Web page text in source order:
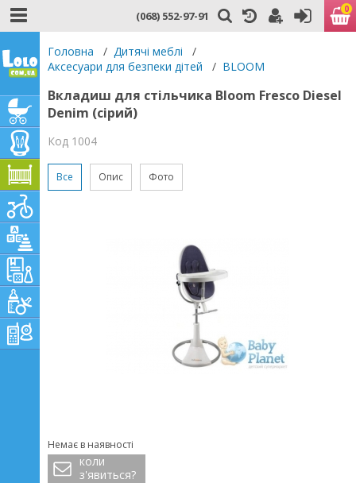
(068) 552-97-91 0
Головна / Дитячі меблі
/
Аксесуари для безпеки дітей
/ BLOOM
Вкладиш для стільчика Bloom Fresco Diesel
Denim (сірий)
Код 1004
Все Опис Фото
Немає в наявності
коли
з'явиться?